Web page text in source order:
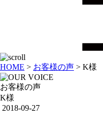
HOME > お客様の声 > K様
お客様の声
K様
2018-09-27